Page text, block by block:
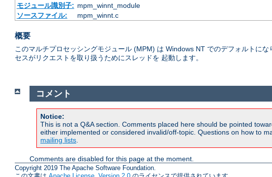
モジュール識別子: mpm_winnt_module
ソースファイル:
mpm_winnt.c
概要
このマルチプロセッシングモジュール (MPM) は Windows NT でのデフォルトに
セスがリクエストを取り扱うためにスレッドを 起動します。
コメント
Notice:
This is not a Q&A section. Comments placed here should be pointed
either implemented or considered invalid/off-topic. Questions on how to
mailing lists
Comments are disabled for this page at the moment.
Copyright 2019 The Apache Software Foundation.